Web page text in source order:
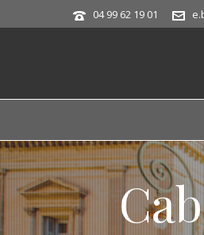
04 99 62 19 01